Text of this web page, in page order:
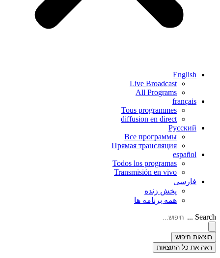
English
Live Broadcast
All Programs
français
Tous programmes
diffusion en direct
Русский
Все программы
Прямая трансляция
español
Todos los programas
Transmisión en vivo
فارسی
پخش زنده
همه برنامه ها
Search ...
תוצאות חיפוש
ראה את כל התוצאות